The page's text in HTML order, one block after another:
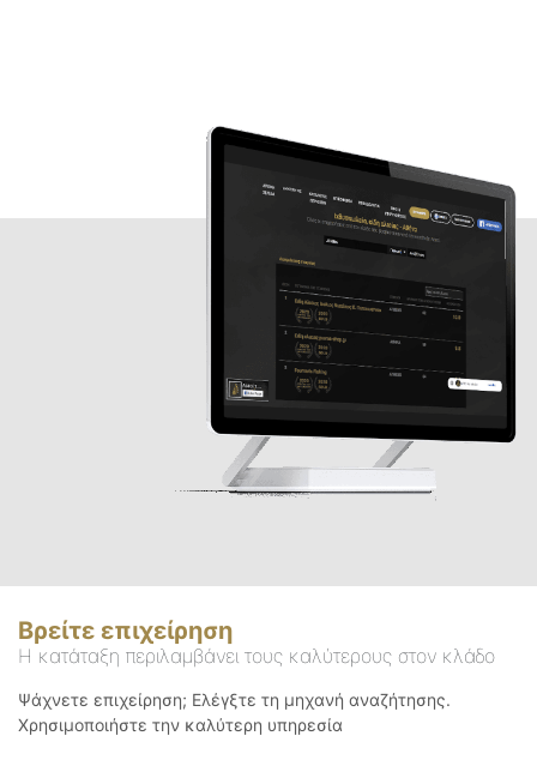
Βρείτε επιχείρηση
Η κατάταξη περιλαμβάνει τους καλύτερους στον κλάδο
Ψάχνετε επιχείρηση; Ελέγξτε τη μηχανή αναζήτησης.
Χρησιμοποιήστε την καλύτερη υπηρεσία